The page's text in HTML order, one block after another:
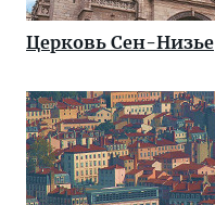
Церковь Сен-Низье